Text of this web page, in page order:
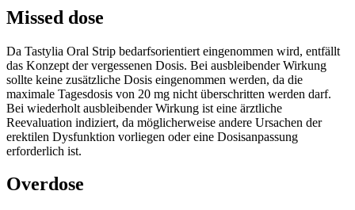
Missed dose
Da Tastylia Oral Strip bedarfsorientiert eingenommen wird, entfällt
das Konzept der vergessenen Dosis. Bei ausbleibender Wirkung
sollte keine zusätzliche Dosis eingenommen werden, da die
maximale Tagesdosis von 20 mg nicht überschritten werden darf.
Bei wiederholt ausbleibender Wirkung ist eine ärztliche
Reevaluation indiziert, da möglicherweise andere Ursachen der
erektilen Dysfunktion vorliegen oder eine Dosisanpassung
erforderlich ist.
Overdose